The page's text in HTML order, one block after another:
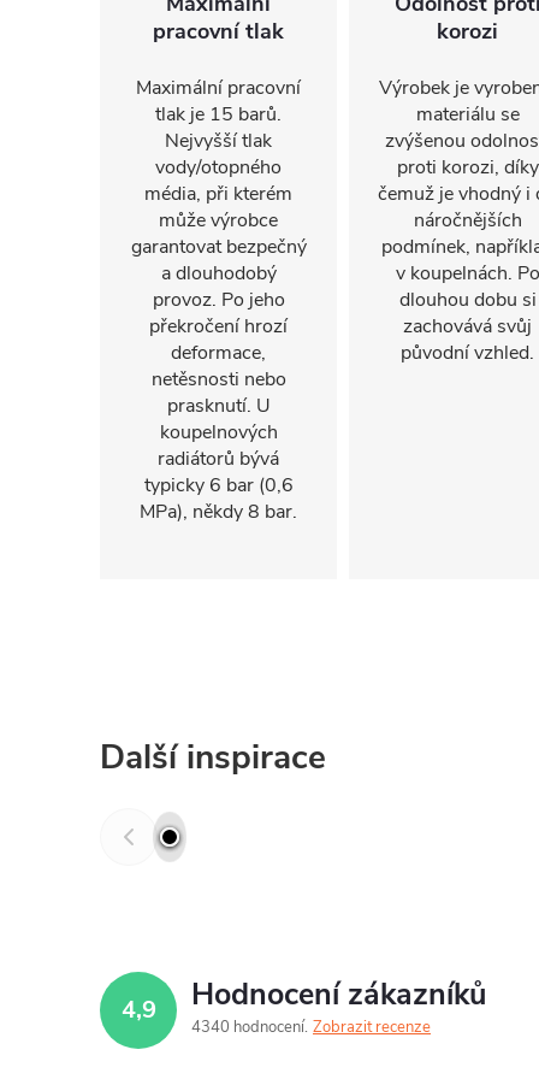
pracovní tlak
Maximální pracovní
tlak je 15 barů.
Nejvyšší tlak
vody/otopného
média, při kterém
může výrobce
garantovat bezpečný
a dlouhodobý
provoz. Po jeho
překročení hrozí
deformace,
netěsnosti nebo
prasknutí. U
koupelnových
radiátorů bývá
typicky 6 bar (0,6
MPa), někdy 8 bar.
korozi
Výrobek je
materiálu se
zvýšenou
proti korozi, díky
čemuž je vhodný i
náročnějších
podmínek,
v koupelnách. Po
dlouhou dobu si
zachovává svůj
původní vzhled.
Další inspirace
4,9 Hodnocení zákazníků
4340 hodnocení Zobrazit recenze